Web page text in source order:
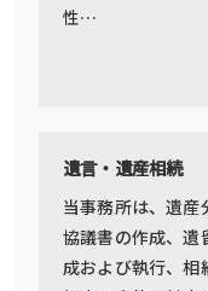
性…
遺言・遺産相続
当事務所は、遺産
協議書の作成、遺
成および執行、相